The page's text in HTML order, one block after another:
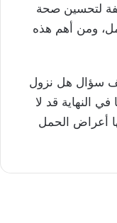
لتحسين صحة
ومن أهم هذه
سؤال هل نزول
النهاية قد لا
أعراض الحمل